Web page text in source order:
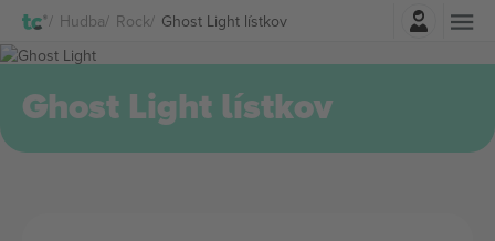
Hudba Rock Ghost Light lístkovPrihlásenie
Ghost Light lístkov